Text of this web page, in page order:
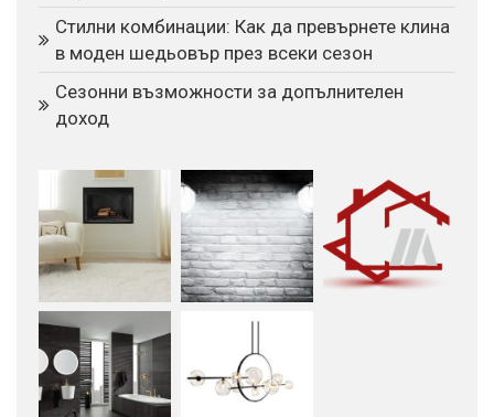
Стилни комбинации: Как да превърнете клина
в моден шедьовър през всеки сезон
Сезонни възможности за допълнителен
доход